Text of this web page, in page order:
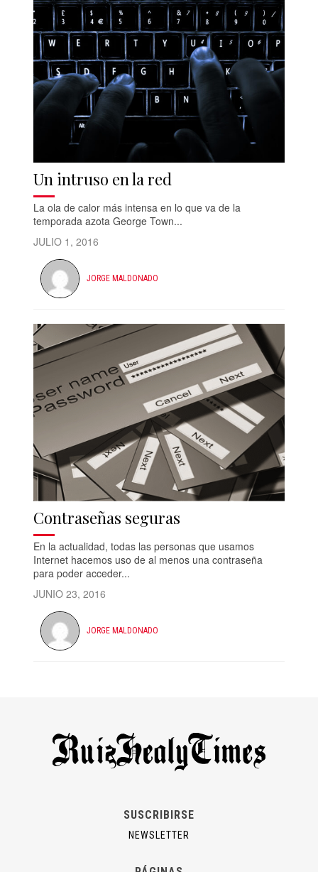
Un intruso en la red
La ola de calor más intensa en lo que va de la
temporada azota George Town...
JULIO 1, 2016
JORGE MALDONADO
Contraseñas seguras
En la actualidad, todas las personas que usamos
Internet hacemos uso de al menos una contraseña
para poder acceder...
JUNIO 23, 2016
JORGE MALDONADO
SUSCRIBIRSE
NEWSLETTER